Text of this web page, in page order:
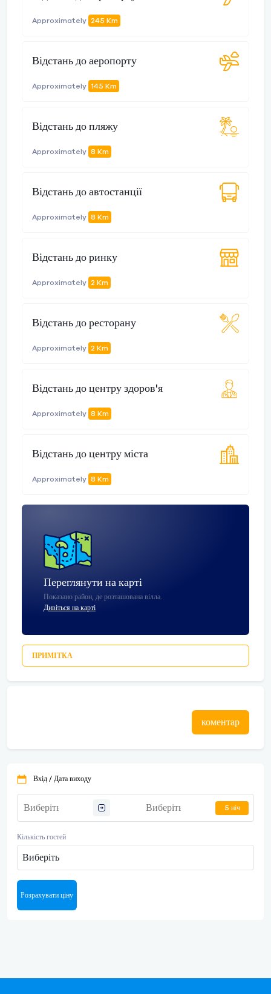
Approximately 245 Km
Відстань до аеропорту
Approximately 145 Km
Відстань до пляжу
Approximately 8 Km
Відстань до автостанції
Approximately 8 Km
Відстань до ринку
Approximately 2 Km
Відстань до ресторану
Approximately 2 Km
Відстань до центру здоров'я
Approximately 8 Km
Відстань до центру міста
Approximately 8 Km
Переглянути на карті
Показано район, де розташована вілла.
Дивіться на карті
ПРИМІТКА
коментар
Вхід / Дата виходу
5 ніч
Кількість гостей
Виберіть
Розрахувати ціну